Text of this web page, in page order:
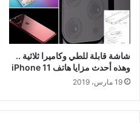
شاشة قابلة للطي وكاميرا ثلاثية ..
وهذه أحدث مزايا هاتف iPhone 11
19 مارس، 2019